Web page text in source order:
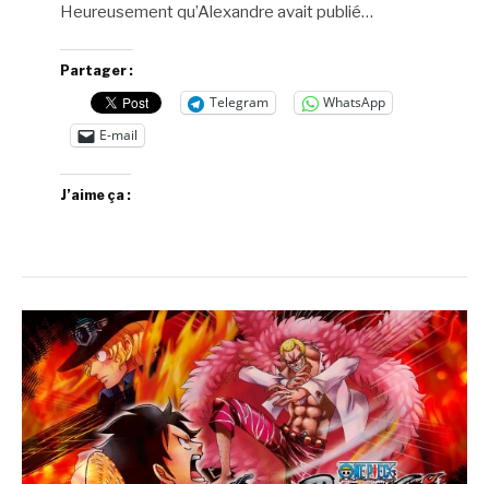
Heureusement qu’Alexandre avait publié…
Partager :
Telegram
WhatsApp
E-mail
J’aime ça :